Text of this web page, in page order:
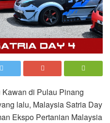
di Pulau Pinang
lalu, Malaysia Satria Day
Ekspo Pertanian Malaysia